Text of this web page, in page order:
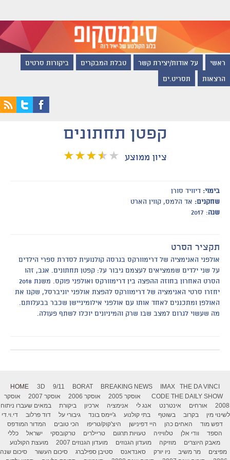
ראשי על אודות/יצירת קשר טבלת המבקרים ביקורות סרטים
הרצאות תסריט.ים
קפטן תחתונים
ציון ממוצע
בימוי: דיוויד סורן
שחקנים: אד הלמס, קווין הארט
שנה: 2017
תקציר הסרט
אולפני האנימציה של דרימוורקס בגרסה קולנועית לסדרת ספרי הילדים
על שני ילדים שממציאים לעצמם גיבור על: קפטן תחתונים. אגב, זהו
הסרט האחרון בחוזה ההפצה בין דרימוורקס ואולפני פוקס. משנת 2018
יחזרו סרטי האנימציה של דרימוורקס להפצת אולפני יוניברסל, שקנו את
האולפן ומתכננים לאחד אותו עם אולפני אילומיניישן שכבר בבעלותם.
מה שעשוי לגרום למצב שבו שרק והמיניונים יוכלו לשתף פעולה.
HOME 3D 9/11 BORAT BREAKING NEWS IMAX
THE DA VINCI
CODE THE DAILY SHOW אוסקר 2005 אוסקר 2006 אוסקר 2007
אוסקר
2008
אורחים אינטרנט אנג לי אנימציה ארכיון ביקורת
במאים שעברו ניתוח
לשינוי מין
בקרוב בשוטף בתי קולנוע ג'יימס בונד גיבורי על דוד פרלוב
די.וי.די
דפש מוד
האחים כהן היי דפינישן היצ'קוק/טריפו הכי טובים
המדור המודפס
הספד
וודי אלן טלוויזיה טעויות תרגום טריילרים טרקובסקי ישראל
כללי
מאבק היוצרים
מוזיקה מועדון הגנוזים מועדון הגנוזים 2007
מועצת הקולנוע
מפיצים
מר משיב ניו יורק סאנדאנס סטיבן ספילברג סיכום העשור
סיכום שנה